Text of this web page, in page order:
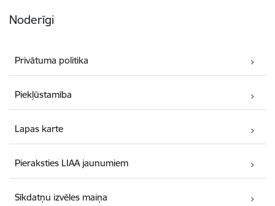
Noderīgi
Privātuma politika
Piekļūstamība
Lapas karte
Pieraksties LIAA jaunumiem
Sīkdatņu izvēles maiņa